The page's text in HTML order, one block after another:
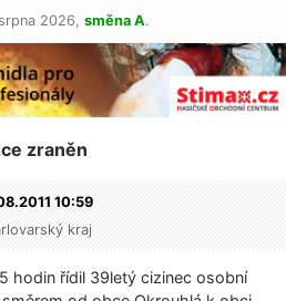
2026, směna A.
zraněn
10:59
kraj
hodin řídil 39letý cizinec osobní